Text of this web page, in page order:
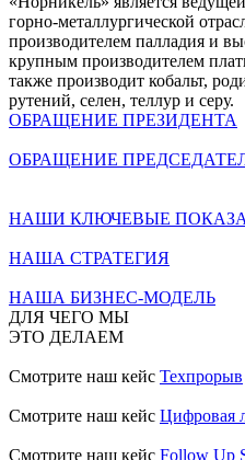
горно-металлургической
производителем палладия и
крупным производителем
также производит кобальт,
рутений, селен, теллур и серу.
ОБРАЩЕНИЕ ПРЕЗИДЕНТА
ОБРАЩЕНИЕ
НАШИ КЛЮЧЕВЫЕ
НАША СТРАТЕГИЯ
НАША БИЗНЕС-МОДЕЛЬ
ДЛЯ ЧЕГО МЫ
ЭТО ДЕЛАЕМ
Смотрите наш кейс Техпрорыв
Смотрите наш кейс Цифровая
Смотрите наш кейс Follow Up